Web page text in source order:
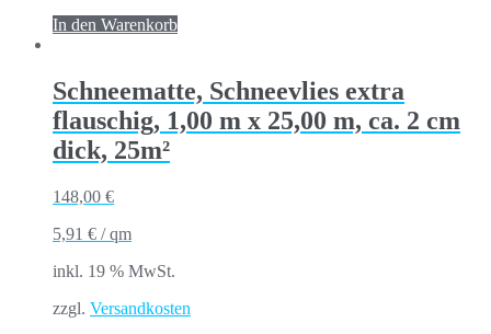
In den Warenkorb
Schneematte, Schneevlies extra
flauschig, 1,00 m x 25,00 m, ca. 2 cm
dick, 25m²
148,00 €
5,91 € /qm
inkl. 19 % MwSt.
zzgl. Versandkosten